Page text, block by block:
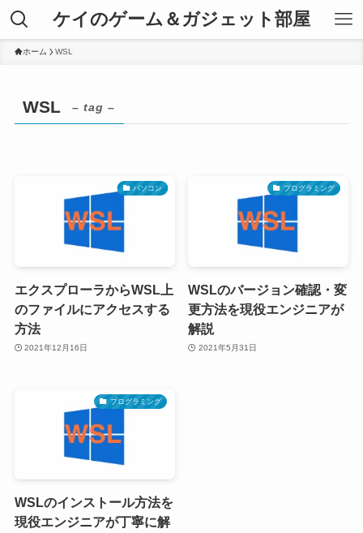
ケイのゲーム＆ガジェット部屋
ホーム WSL
WSL – tag –
パソコン
エクスプローラからWSL上
のファイルにアクセスする
方法
2021年12月16日
プログラミング
WSLのバージョン確認・変
更方法を現役エンジニアが
解説
2021年5月31日
プログラミング
WSLのインストール方法を
現役エンジニアが丁寧に解